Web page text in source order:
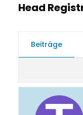
Head
Beiträge